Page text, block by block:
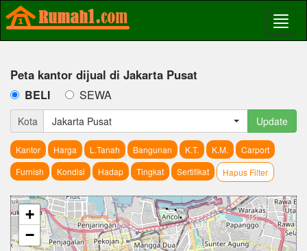
Peta kantor dijual di Jakarta Pusat
BELI SEWA
Kota Jakarta Pusat Update
Kantor Harga L.Tanah Bangunan K.T. K.M.
Carport
Furnish
Kondisi Hadap Tingkat Sertifikat Hapus Filter
+
−